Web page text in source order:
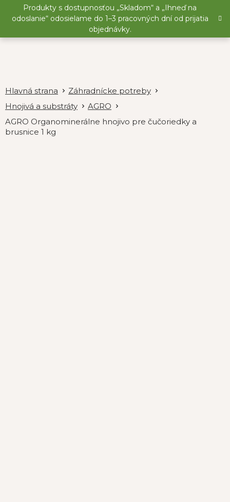
Produkty s dostupnosťou „Skladom“ a „Ihneď na
odoslanie“ odosielame do 1–3 pracovných dní od prijatia
objednávky.
Záhradnícke potreby
Hnojivá a substráty
AGRO
AGRO Organominerálne hnojivo pre čučoriedky a
brusnice 1 kg